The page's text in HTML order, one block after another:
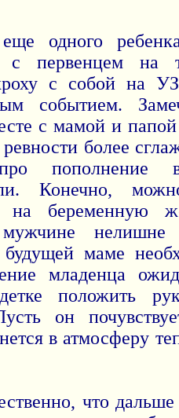
одного
с первенцем на
с собой на
событием.
с мамой и папой
ревности более
Конечно,
на беременную
будущей маме
младенца
детке положить
он
в атмосферу
что дальше